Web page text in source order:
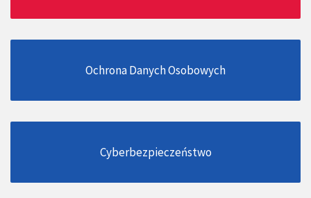
Ochrona Danych Osobowych
Cyberbezpieczeństwo